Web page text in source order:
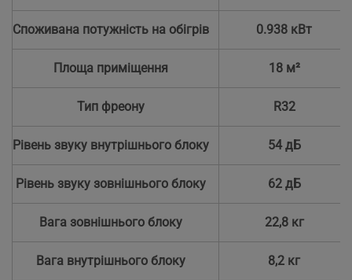
Споживана потужність на обігрів 0.938 кВт
Площа приміщення 18 м²
Тип фреону R32
Рівень звуку внутрішнього блоку 54 дБ
Рівень звуку зовнішнього блоку 62 дБ
Вага зовнішнього блоку 22,8 кг
Вага внутрішнього блоку 8,2 кг